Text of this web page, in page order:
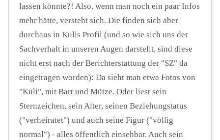
lassen könnte?! Also, wenn man noch ein paar Infos
mehr hätte, versteht sich. Die finden sich aber
durchaus in Kulis Profil (und so wie sich uns der
Sachverhalt in unseren Augen darstellt, sind diese
nicht erst nach der Berichterstattung der "SZ" da
eingetragen worden): Da sieht man etwa Fotos von
"Kuli", mit Bart und Mütze. Oder liest sein
Sternzeichen, sein Alter, seinen Beziehungstatus
("verheiratet") und auch seine Figur ("völlig
normal") - alles öffentlich einsehbar. Auch sein